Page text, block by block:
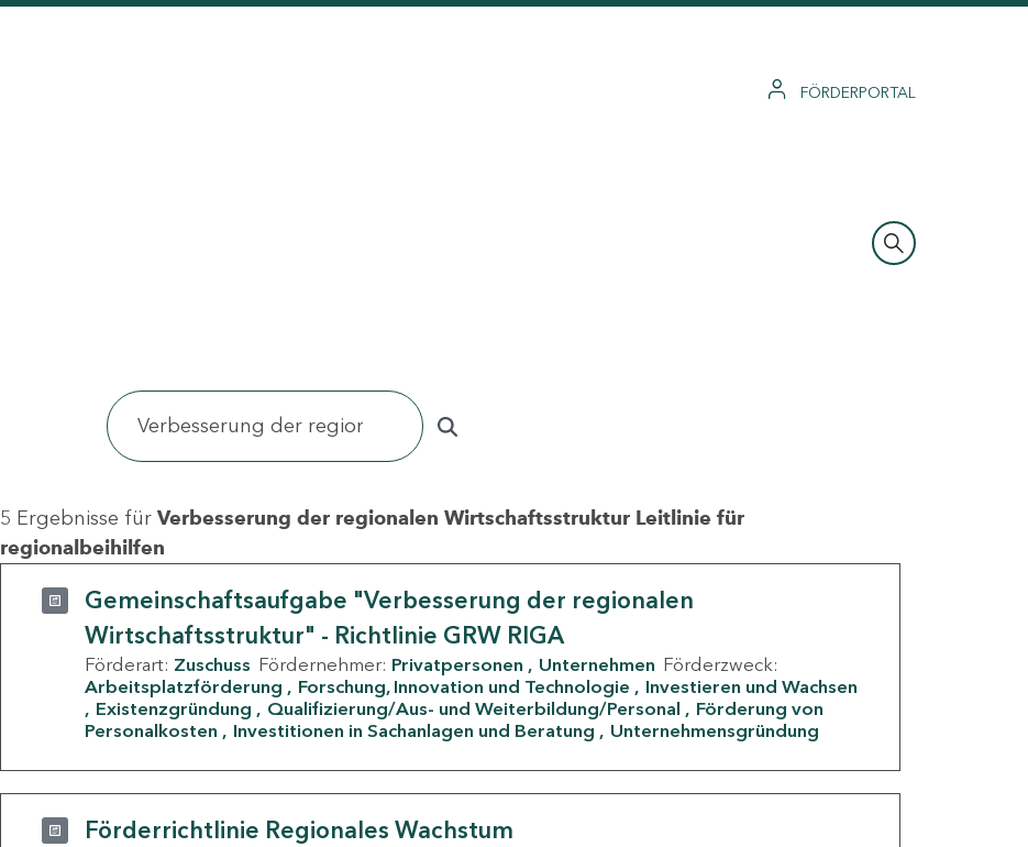
FÖRDERPORTAL
5 Ergebnisse für Verbesserung der regionalen Wirtschaftsstruktur Leitlinie für
regionalbeihilfen
Gemeinschaftsaufgabe "Verbesserung der regionalen
Wirtschaftsstruktur" - Richtlinie GRW RIGA
Förderart: Zuschuss Fördernehmer: Privatpersonen Unternehmen Förderzweck:
Arbeitsplatzförderung
Forschung, Innovation und Technologie
Investieren und Wachsen
Existenzgründung
Qualifizierung/Aus- und Weiterbildung/Personal
Förderung von
Personalkosten
Investitionen in Sachanlagen und Beratung Unternehmensgründung
Förderrichtlinie Regionales Wachstum